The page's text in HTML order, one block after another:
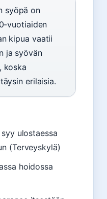
syöpä on
vuotiaiden
kipua vaatii
ja syövän
koska
erilaisia.
ulostaessa
(Terveyskylä)
hoidossa